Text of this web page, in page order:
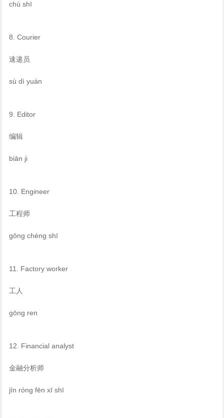
chú shī
8. Courier
速递员
sù dì yuán
9. Editor
编辑
biān ji
10. Engineer
工程师
gōng chéng shī
11. Factory worker
工人
gōng ren
12. Financial analyst
金融分析师
jīn róng fēn xī shī